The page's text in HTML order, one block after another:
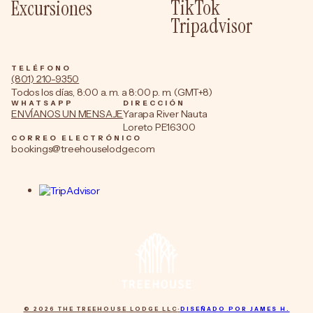
Excursiones TikTok
Tripadvisor
TELÉFONO
(801) 210-9350
Todos los días, 8:00 a. m. a 8:00 p. m. (GMT+8)
WHATSAPP
ENVÍANOS UN MENSAJE
DIRECCIÓN
Yarapa River Nauta
Loreto PE16300
CORREO ELECTRÓNICO
bookings@treehouselodge.com
© 2026 THE TREEHOUSE LODGE LLC· DISEÑADO POR JAMES H.